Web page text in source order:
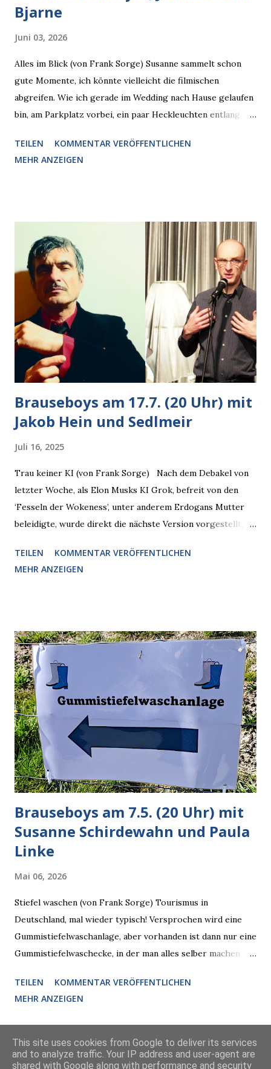
Bjarne
Juni 03, 2026
Alles im Blick (von Frank Sorge) Susanne sammelt schon
gute Momente, ich könnte vielleicht die filmischen
abgreifen. Wie ich gerade im Wedding nach Hause gelaufen
bin, am Parkplatz vorbei, ein paar Heckleuchten entlang, als
den Blick kam, mit verlockend frisch leuchtenden
Pizzastücken. Von links pirschte sich eine Krähe an das
Krähe und ihn an, er die Krähe und mich, wir lächelten
gleichzeitig amüsiert. “Vorsicht!”, sagte ich zu ihm, “im
Wedding muss man immer aufpassen!” “Mach ich!”,
bestätigte der freundliche Nachbar, "Hab alles im Blick!”
Wir fixierten die ertappte Krähe, die sich zurückzog.
Heute ging sie leer aus, Abspann, Ende. Die Brauseboys am
Donnerstag, 4.6. (20 Uhr) Mit Mareike Barmeyer , Jobinski
und Bjarne Haus der Sinne (Ystader St...
TEILEN
KOMMENTAR VERÖFFENTLICHEN
MEHR ANZEIGEN
Brauseboys am 17.7. (20 Uhr) mit
Jakob Hein und Sedlmeir
Juli 16, 2025
Trau keiner KI (von Frank Sorge) Nach dem Debakel von
letzter Woche, als Elon Musks KI Grok, befreit von den
‘Fesseln der Wokeness’, unter anderem Erdogans Mutter
beleidigte, wurde direkt die nächste Version vorgestellt,
radikalisierte, weil sie ohnehin kurz vor dem Austausch
stand. Das ist sogar recht logisch, aber nicht, um den
unauffälliger machen muss, damit die KI rechtslastig
argumentiert. So wird jetzt berichtet, dass der neue Grok
bei diversen Anfragen zu kontroversen Themen auf dem
Weg zu einer Antwort erst einmal Elons eigene Sicht der
Dinge auf Twitter abfragen und entscheidend relevant
verarbeiten muss. Das ist lächerlich und gefährlich
zugleich. Denn eine Information fehlt noch, Grok soll
künftig in den US-amerikanischen Behörden mitarbeiten,
zuvord...
TEILEN
KOMMENTAR VERÖFFENTLICHEN
MEHR ANZEIGEN
Brauseboys am 7.5. (20 Uhr) mit
Susanne Schirdewahn und Paula
Linke
Mai 06, 2026
Stiefel waschen (von Frank Sorge) Tourismus in
Deutschland, mal wieder typisch! Versprochen wird eine
Gummistiefelwaschanlage, aber vorhanden ist dann nur eine
Gummistiefelwaschecke, in der man alles selber machen
Susanne Schirdewahn und Paula Linke Haus der Sinne
(Ystader Str. 10) Es war ein schöner Ausflug in den
Reisen. Vor allem, wenn man so doppelt erlesenen Besuch
bekommt wie diesen Donnerstag, da will man nicht
TEILEN
KOMMENTAR VERÖFFENTLICHEN
MEHR ANZEIGEN
This site uses cookies from Google to deliver its services
and to analyze traffic. Your IP address and user-agent are
shared with Google along with performance and security